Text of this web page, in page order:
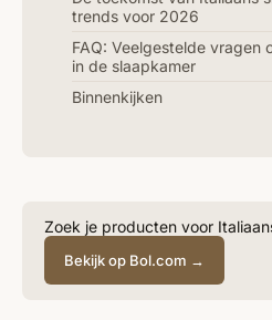
trends voor 2026
FAQ: Veelgestelde vragen
in de slaapkamer
Binnenkijken
Zoek je producten voor
Bekijk op Bol.com →